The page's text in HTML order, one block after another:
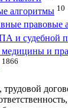
алгоритмы 10
правовые
и судебной
медицины и
1866
трудовой